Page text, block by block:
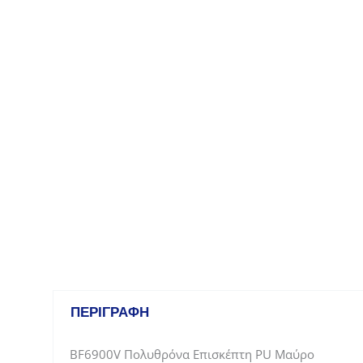
ΠΕΡΙΓΡΑΦΉ
BF6900V Πολυθρόνα Επισκέπτη PU Μαύρο